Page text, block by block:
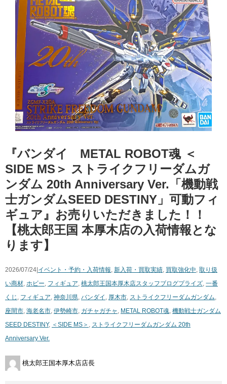
『バンダイ METAL ROBOT魂 ＜
SIDE MS＞ ストライクフリーダムガ
ンダム 20th Anniversary Ver.「機動戦
士ガンダムSEED DESTINY」可動フィ
ギュア』お売りいただきました！！
【桃太郎王国 本厚木店の入荷情報とな
ります】
2026/07/24|イベント・予約・入荷情報, 新入荷・買取実績, 買取強化中, 取り扱
い商材, ホビー, フィギュア, 桃太郎王国本厚木店スタッフブログプライズ, 一番
くじ , フィギュア, 神奈川県, バンダイ , 厚木市, ストライクフリーダムガンダム,
座間市, 海老名市, 伊勢崎市, ガチャガチャ , METAL ROBOT魂, 機動戦士ガンダム
SEED DESTINY, ＜SIDE MS＞ , ストライクフリーダムガンダム 20th
Anniversary Ver.
桃太郎王国本厚木店店長